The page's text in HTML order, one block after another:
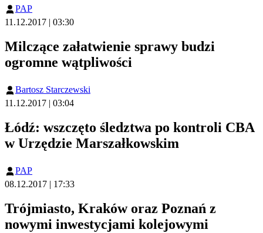
PAP
11.12.2017 | 03:30
Milczące załatwienie sprawy budzi
ogromne wątpliwości
Bartosz Starczewski
11.12.2017 | 03:04
Łódź: wszczęto śledztwa po kontroli CBA
w Urzędzie Marszałkowskim
PAP
08.12.2017 | 17:33
Trójmiasto, Kraków oraz Poznań z
nowymi inwestycjami kolejowymi